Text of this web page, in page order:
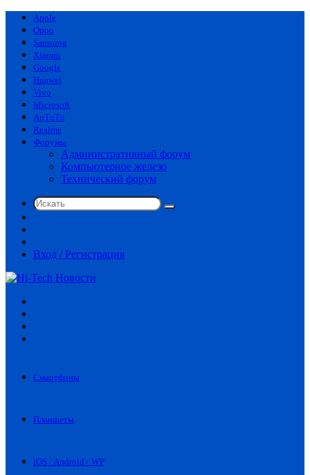
Apple
Oppo
Samsung
Xiaomi
Google
Huawei
Vivo
Microsoft
AnTuTu
Realme
Форумы
Административный форум
Компьютерное железо
Технический форум
Искать
статья
Вход / Регистрация
Смартфоны
Планшеты
iOS / Android / WP